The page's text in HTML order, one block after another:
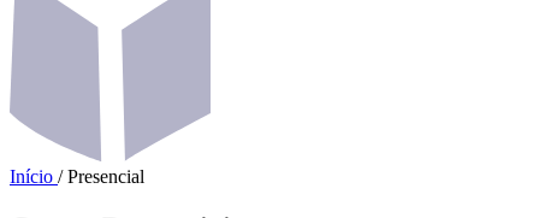
Início / Presencial